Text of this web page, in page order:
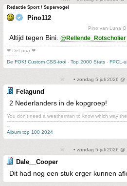
Redactie Sport / Supervogel
Pino112
Pino van Luna
Altijd tegen Bini. @Rellende_Rotscholier
❤ DeLuna ❤
-------
De FOK! Custom CSS-tool - Top 2000 Stats - FPCL-
• zondag 5 juli 2026 @
Felagund
2 Nederlanders in de kopgroep!
You don't need a weatherman to know which way the
--
Album top 100 2024
• zondag 5 juli 2026 @
Dale__Cooper
Dit had nog een stuk erger kunnen